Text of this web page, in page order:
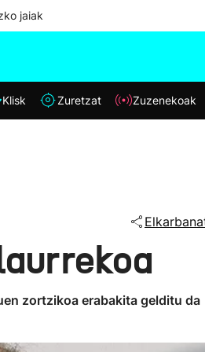
jaiak
Klisk Zuretzat Zuzenekoak
zortzikoa erabakita gelditu da